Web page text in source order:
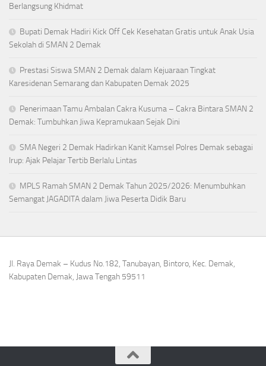
Berlangsung Khidmat
Bupati Demak Hadiri Kick Off Cek Kesehatan Gratis untuk Anak Usia
Sekolah di SMAN 2 Demak
Prestasi Siswa SMAN 2 Demak dalam Kejuaraan Tingkat
Karesidenan Semarang dan Kabupaten Demak 2025
Penerimaan Tamu Ambalan Cakra Kusuma – Cakra Bintara SMAN 2
Demak: Tumbuhkan Jiwa Kepramukaan Sejak Dini
SMA Negeri 2 Demak Hadirkan Kanit Kamsel Polres Demak sebagai
Irup: Ajak Pelajar Tertib Berlalu Lintas
MPLS Ramah SMAN 2 Demak Tahun 2025/2026: Menumbuhkan
Semangat JAGADITA dalam Jiwa Peserta Didik Baru
Jl. Raya Demak – Kudus No.182, Tanubayan, Bintoro, Kec. Demak,
Kabupaten Demak, Jawa Tengah 59511